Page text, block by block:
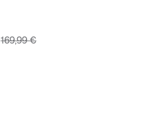
Prix original
169,99 €